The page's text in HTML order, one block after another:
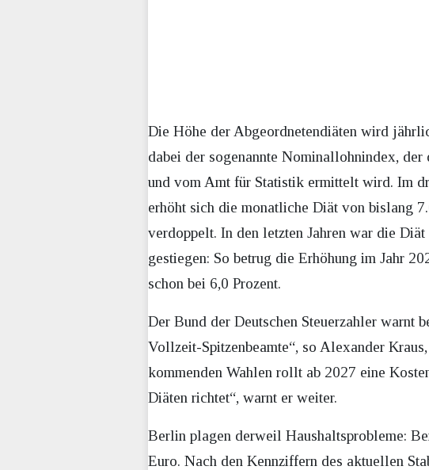
Die Höhe der Abgeordnetendiäten wird
dabei der sogenannte Nominallohnindex,
und vom Amt für Statistik ermittelt wird. Im
erhöht sich die monatliche Diät von bislang
verdoppelt. In den letzten Jahren war die
gestiegen: So betrug die Erhöhung im Jahr
schon bei 6,0 Prozent.
Der Bund der Deutschen Steuerzahler warnt
Vollzeit-Spitzenbeamte“, so Alexander
kommenden Wahlen rollt ab 2027 eine
Diäten richtet“, warnt er weiter.
Berlin plagen derweil Haushaltsprobleme:
Euro. Nach den Kennziffern des aktuellen